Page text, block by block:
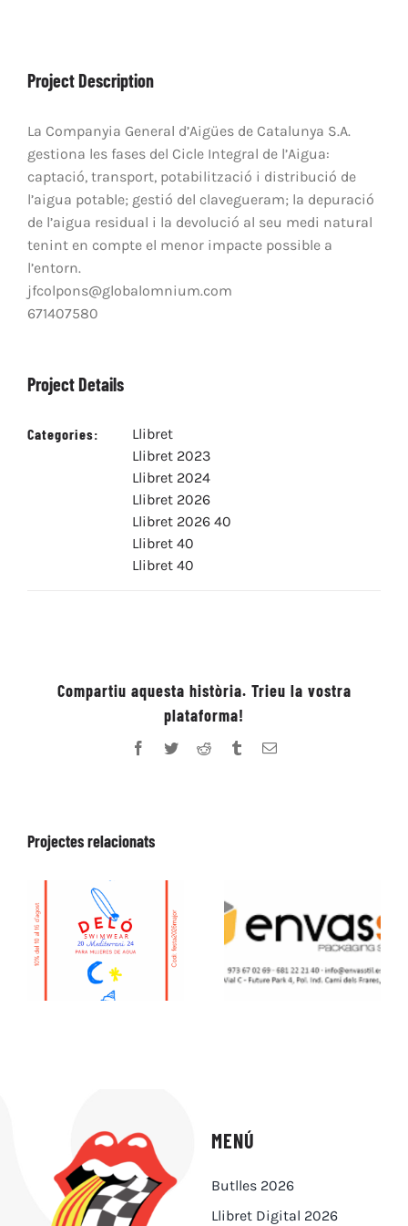
Project Description
La Companyia General d’Aigües de Catalunya S.A.
gestiona les fases del Cicle Integral de l’Aigua:
captació, transport, potabilització i distribució de
l’aigua potable; gestió del clavegueram; la depuració
de l’aigua residual i la devolució al seu medi natural
tenint en compte el menor impacte possible a
l’entorn.
jfcolpons@globalomnium.com
671407580
Project Details
Categories:
Llibret
Llibret 2023
Llibret 2024
Llibret 2026
Llibret 2026 40
Llibret 40
Llibret 40
Compartiu aquesta història. Trieu la vostra
plataforma!
Facebook
TwitterReddit TumblrEmail:
Projectes relacionats
MENÚ
Butlles 2026
Llibret Digital 2026